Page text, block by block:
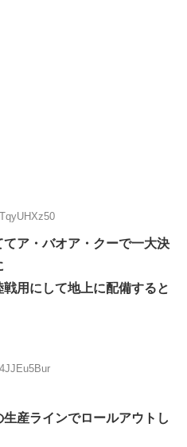
ア・バオア・クーで一大決
用にして地上に配備すると
産ラインでロールアウトし